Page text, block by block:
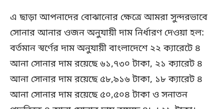
এ ছাড়া আপনাদের বোঝানোর ক্ষেত্রে আমরা সুন্দরভাবে
সোনার আনার ওজন অনুযায়ী দাম নির্ধারণ দেওয়া হল:
বর্তমান স্বর্ণের দাম অনুযায়ী বাংলাদেশে ২২ ক্যারেটে ৪
আনা সোনার দাম রয়েছে ৬১,৭৩০ টাকা, ২১ ক্যারেট ৪
আনা সোনার দাম রয়েছে ৫৮,৯১৬ টাকা, ১৮ ক্যারেট ৪
আনা সোনার দাম রয়েছে ৫০,৫০৪ টাকা ও সনাতন